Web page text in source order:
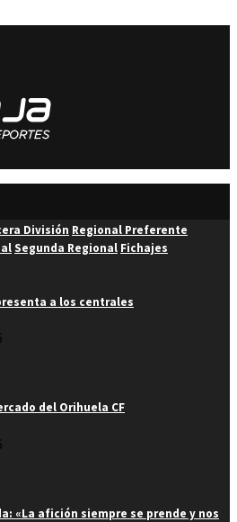
División Regional Preferente
Segunda Regional Fichajes
a los centrales
del Orihuela CF
«La afición siempre se prende y nos